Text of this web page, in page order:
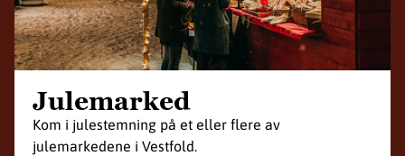
Julemarked
Kom i julestemning på et eller flere av
julemarkedene i Vestfold.